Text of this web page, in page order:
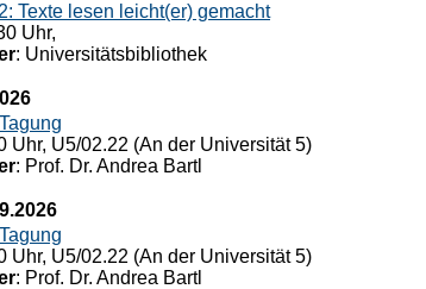
Texte lesen leicht(er) gemacht
Uhr,
: Universitätsbibliothek
Uhr, U5/02.22 (An der Universität 5)
: Prof. Dr. Andrea Bartl
Uhr, U5/02.22 (An der Universität 5)
: Prof. Dr. Andrea Bartl